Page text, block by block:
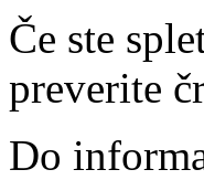
Če ste
preverite
Do